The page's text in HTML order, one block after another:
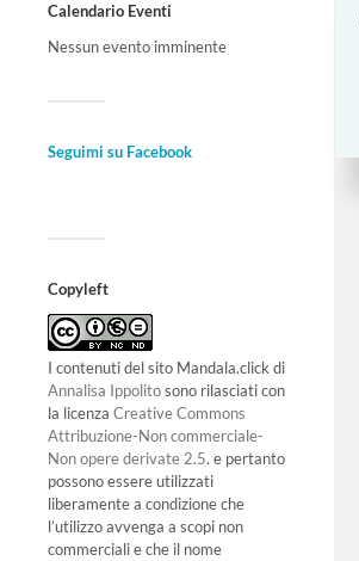
Calendario Eventi
Nessun evento imminente
Seguimi su Facebook
Copyleft
I contenuti del sito Mandala.click di
Annalisa Ippolitosono rilasciati con
la licenza Creative Commons
Attribuzione-Non commerciale-
Non opere derivate 2.5. e pertanto
possono essere utilizzati
liberamente a condizione che
l’utilizzo avvenga a scopi non
commerciali e che il nome